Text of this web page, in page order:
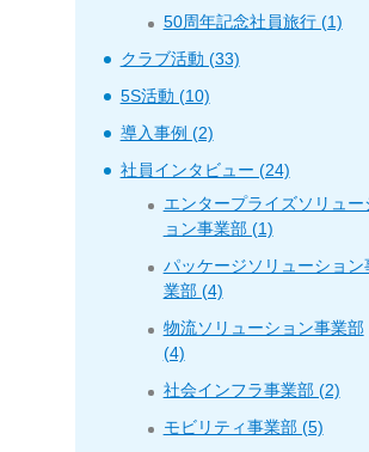
50周年記念社員旅行 (1)
クラブ活動 (33)
5S活動 (10)
導入事例 (2)
社員インタビュー (24)
エンタープライズソリュー
ョン事業部 (1)
パッケージソリューション
業部 (4)
物流ソリューション事業部
(4)
社会インフラ事業部 (2)
モビリティ事業部 (5)